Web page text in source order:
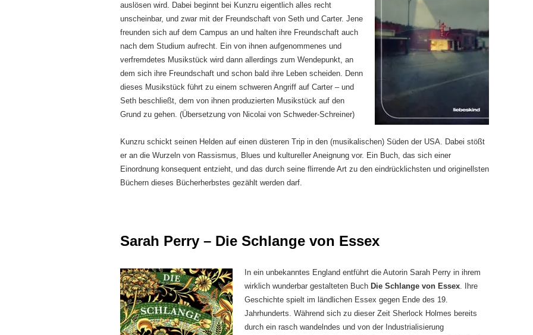
auslösen wird. Dabei beginnt bei Kunzru eigentlich alles recht
unscheinbar, und zwar mit der Freundschaft von Seth und Carter. Jene
freunden sich auf dem Campus an und halten ihre Freundschaft auch
nach dem Studium aufrecht. Ein von ihnen aufgenommenes und
verfremdetes Musikstück wird dann allerdings zum Wendepunkt, an
dem sich ihre Freundschaft und schon bald ihre Leben scheiden. Denn
dieses Musikstück führt zu einem schweren Angriff auf Carter – und
Seth beschließt, dem von ihnen produzierten Musikstück auf den
Grund zu gehen. (Übersetzung von Nicolai von Schweder-Schreiner)
Kunzru schickt seinen Helden auf einen düsteren Trip in den (musikalischen) Süden der USA. Dabei stößt
er an die Wurzeln von Rassismus, Blues und kultureller Aneignung vor. Ein Buch, das sich einer
Einordnung konsequent entzieht, und das durch seine flirrende Art zu den eindrücklichsten und originellsten
Büchern dieses Bücherherbstes gezählt werden darf.
Sarah Perry – Die Schlange von Essex
In ein unbekanntes England entführt die Autorin Sarah Perry in ihrem
wirklich wunderbar gestalteten Buch Die Schlange von Essex. Ihre
Geschichte spielt im ländlichen Essex gegen Ende des 19.
Jahrhunderts. Während sich zu dieser Zeit Sherlock Holmes bereits
durch ein rasch wandelndes und von der Industrialisierung